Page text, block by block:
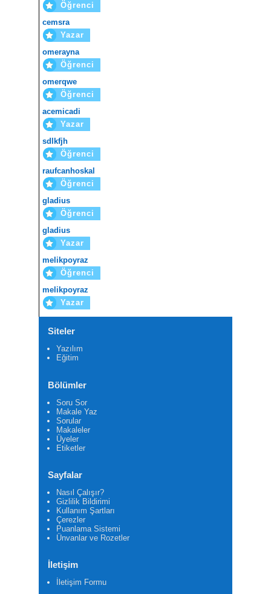
Öğrenci
cemsra
Yazar
omerayna
Öğrenci
omerqwe
Öğrenci
acemicadi
Yazar
sdlkfjh
Öğrenci
raufcanhoskal
Öğrenci
gladius
Öğrenci
gladius
Yazar
melikpoyraz
Öğrenci
melikpoyraz
Yazar
Siteler
Yazılım
Eğitim
Bölümler
Soru Sor
Makale Yaz
Sorular
Makaleler
Üyeler
Etiketler
Sayfalar
Nasıl Çalışır?
Gizlilik Bildirimi
Kullanım Şartları
Çerezler
Puanlama Sistemi
Ünvanlar ve Rozetler
İletişim
İletişim Formu